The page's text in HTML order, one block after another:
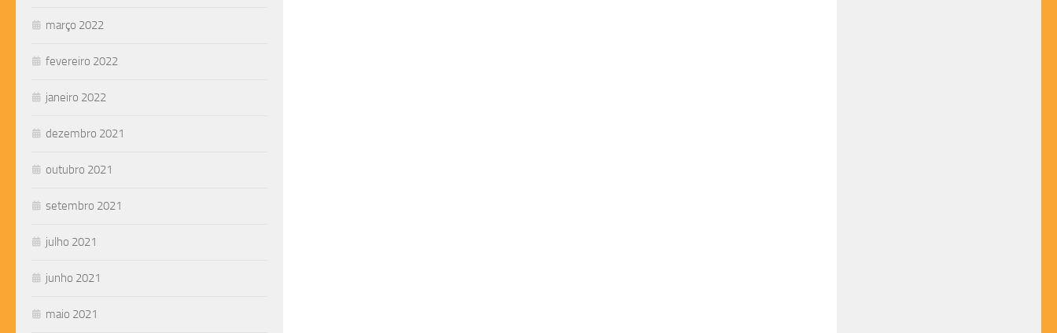
março 2022
fevereiro 2022
janeiro 2022
dezembro 2021
outubro 2021
setembro 2021
julho 2021
junho 2021
maio 2021